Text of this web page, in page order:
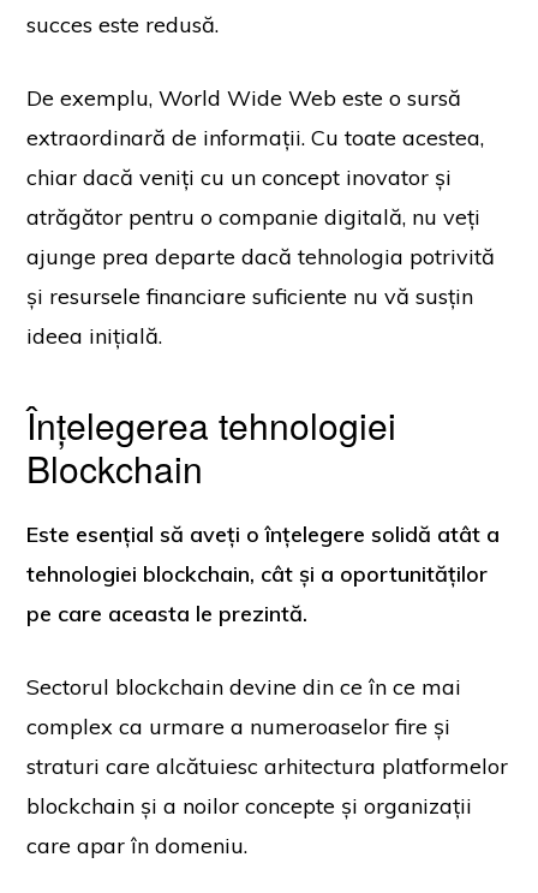
succes este redusă.
De exemplu, World Wide Web este o sursă
extraordinară de informații. Cu toate acestea,
chiar dacă veniți cu un concept inovator și
atrăgător pentru o companie digitală, nu veți
ajunge prea departe dacă tehnologia potrivită
și resursele financiare suficiente nu vă susțin
ideea inițială.
Înțelegerea tehnologiei
Blockchain
Este esențial să aveți o înțelegere solidă atât a
tehnologiei blockchain, cât și a oportunităților
pe care aceasta le prezintă.
Sectorul blockchain devine din ce în ce mai
complex ca urmare a numeroaselor fire și
straturi care alcătuiesc arhitectura platformelor
blockchain și a noilor concepte și organizații
care apar în domeniu.